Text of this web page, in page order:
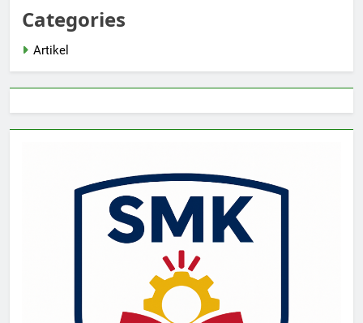
Categories
Artikel